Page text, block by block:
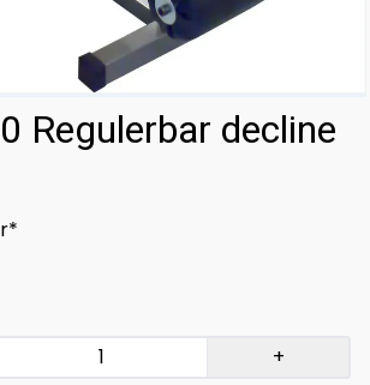
Regulerbar decline
+